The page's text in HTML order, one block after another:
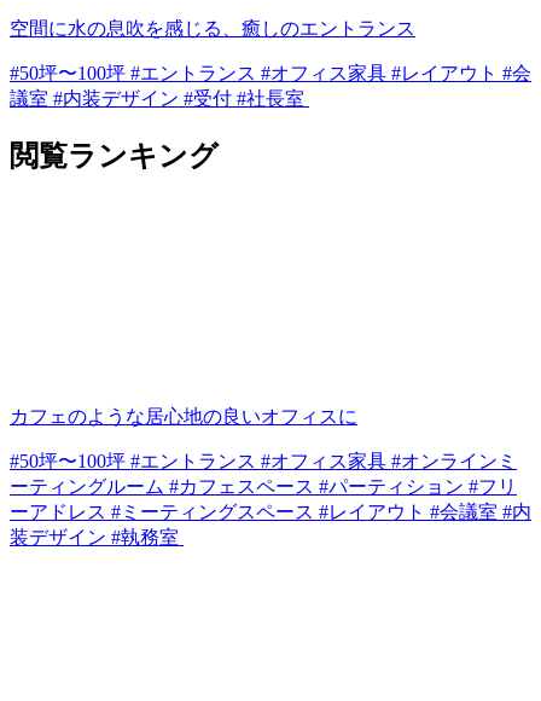
空間に水の息吹を感じる、癒しのエントランス
#50坪〜100坪 #エントランス #オフィス家具 #レイアウト #会
議室 #内装デザイン #受付 #社長室
閲覧ランキング
カフェのような居心地の良いオフィスに
#50坪〜100坪 #エントランス #オフィス家具 #オンラインミ
ーティングルーム #カフェスペース #パーティション #フリ
ーアドレス #ミーティングスペース #レイアウト #会議室 #内
装デザイン #執務室